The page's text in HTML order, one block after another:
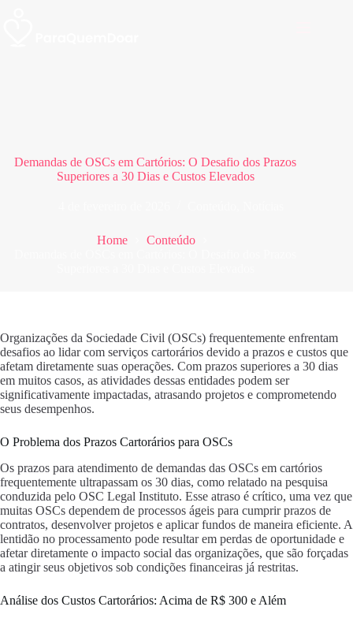
Demandas de OSCs em Cartórios: O Desafio dos Prazos
Superiores a 30 Dias e Custos Elevados
Home
Conteúdo
Organizações da Sociedade Civil (OSCs) frequentemente enfrentam
desafios ao lidar com serviços cartorários devido a prazos e custos que
afetam diretamente suas operações. Com prazos superiores a 30 dias
em muitos casos, as atividades dessas entidades podem ser
significativamente impactadas, atrasando projetos e comprometendo
seus desempenhos.
O Problema dos Prazos Cartorários para OSCs
Os prazos para atendimento de demandas das OSCs em cartórios
frequentemente ultrapassam os 30 dias, como relatado na pesquisa
conduzida pelo OSC Legal Instituto. Esse atraso é crítico, uma vez que
muitas OSCs dependem de processos ágeis para cumprir prazos de
contratos, desenvolver projetos e aplicar fundos de maneira eficiente. A
lentidão no processamento pode resultar em perdas de oportunidade e
afetar diretamente o impacto social das organizações, que são forçadas
a atingir seus objetivos sob condições financeiras já restritas.
Análise dos Custos Cartorários: Acima de R$ 300 e Além